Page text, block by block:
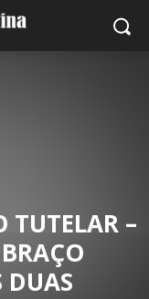
TUTELAR –
DUAS